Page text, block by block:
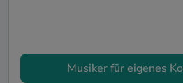
Musiker für eigenes